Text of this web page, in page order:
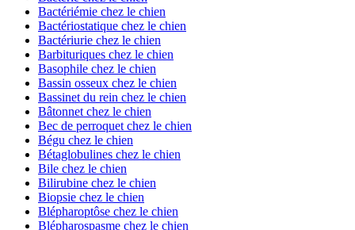
Bactériémie chez le chien
Bactériostatique chez le chien
Bactériurie chez le chien
Barbituriques chez le chien
Basophile chez le chien
Bassin osseux chez le chien
Bassinet du rein chez le chien
Bâtonnet chez le chien
Bec de perroquet chez le chien
Bégu chez le chien
Bétaglobulines chez le chien
Bile chez le chien
Bilirubine chez le chien
Biopsie chez le chien
Blépharoptôse chez le chien
Blépharospasme chez le chien